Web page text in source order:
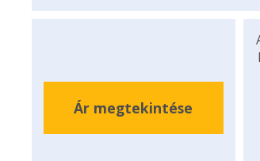
Ár megtekintése